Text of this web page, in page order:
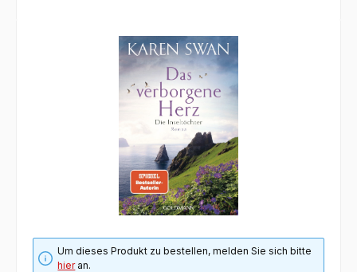
Bildergalerie überspringen
Um dieses Produkt zu bestellen, melden Sie sich bitte
hieran.